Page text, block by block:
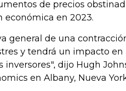
de precios
económica en 2023.
general de una
y tendrá un impacto en
inversores", dijo Hugh
en Albany, Nueva